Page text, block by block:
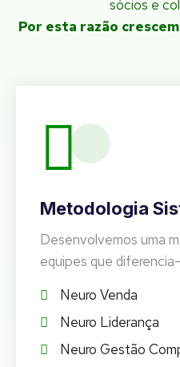
sócios e
Por esta razão
Metodologia
Desenvolvemos uma
equipes que
Neuro Venda
Neuro Liderança
Neuro Gestão